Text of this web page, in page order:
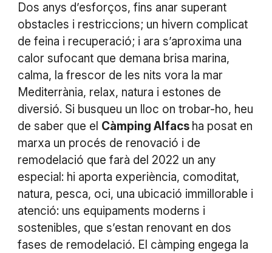
Dos anys d’esforços, fins anar superant
obstacles i restriccions; un hivern complicat
de feina i recuperació; i ara s’aproxima una
calor sufocant que demana brisa marina,
calma, la frescor de les nits vora la mar
Mediterrània, relax, natura i estones de
diversió. Si busqueu un lloc on trobar-ho, heu
de saber que el Càmping Alfacs ha posat en
marxa un procés de renovació i de
remodelació que farà del 2022 un any
especial: hi aporta experiència, comoditat,
natura, pesca, oci, una ubicació immillorable i
atenció: uns equipaments moderns i
sostenibles, que s’estan renovant en dos
fases de remodelació. El càmping engega la